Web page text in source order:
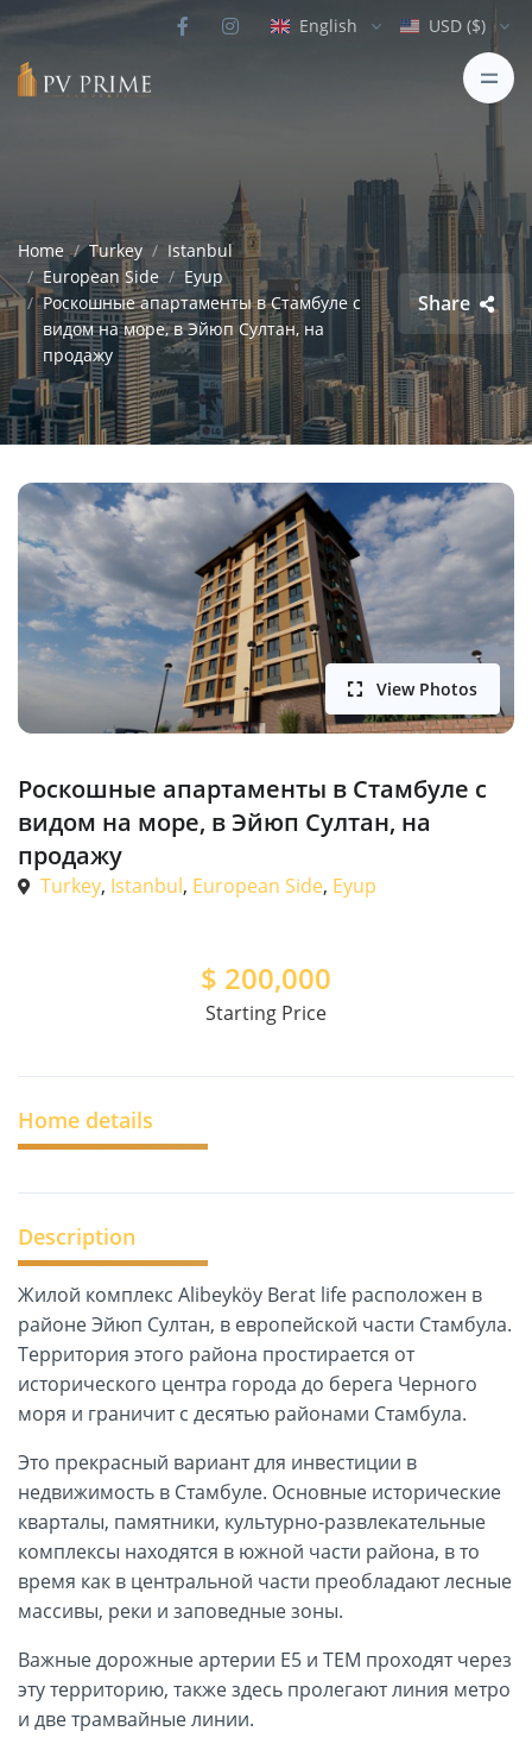
English USD ($)
Home Turkey
Istanbul
European Side
Eyup
Роскошные апартаменты в Стамбуле с
видом на море, в Эйюп Султан, на
продажу
Share
View Photos
Роскошные апартаменты в Стамбуле с
видом на море, в Эйюп Султан, на
продажу
Turkey, Istanbul, European Side, Eyup
$ 200,000
Starting Price
Home details
Description
Жилой комплекс Alibeyköy Berat life расположен в
районе Эйюп Султан, в европейской части Стамбула.
Территория этого района простирается от
исторического центра города до берега Черного
моря и граничит с десятью районами Стамбула.
Это прекрасный вариант для инвестиции в
недвижимость в Стамбуле. Основные исторические
кварталы, памятники, культурно-развлекательные
комплексы находятся в южной части района, в то
время как в центральной части преобладают лесные
массивы, реки и заповедные зоны.
Важные дорожные артерии Е5 и ТЕМ проходят через
эту территорию, также здесь пролегают линия метро
и две трамвайные линии.